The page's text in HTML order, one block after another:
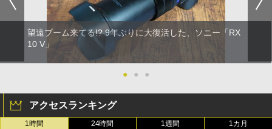
望遠ブーム来てる!? 9年ぶりに大復活した、ソニー「RX
10 V」
● ● ●
アクセスランキング
1時間 24時間 1週間 1カ月